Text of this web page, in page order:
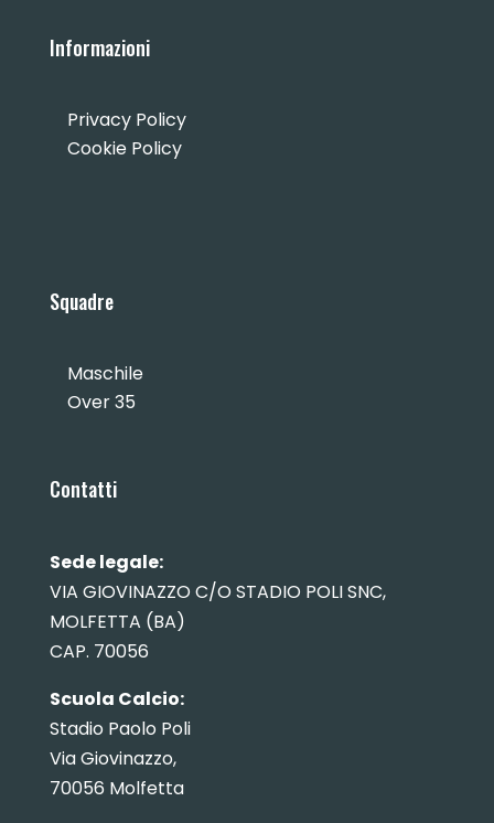
Informazioni
Privacy Policy
Cookie Policy
Squadre
Maschile
Over 35
Contatti
Sede legale:
VIA GIOVINAZZO C/O STADIO POLI SNC,
MOLFETTA (BA)
CAP. 70056
Scuola Calcio:
Stadio Paolo Poli
Via Giovinazzo,
70056 Molfetta